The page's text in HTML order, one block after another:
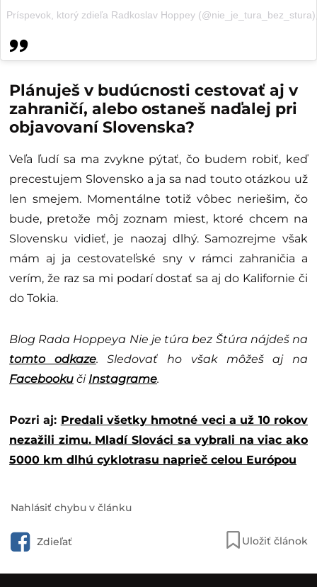
Príspevok, ktorý zdieľa Radkoslav Hoppey (@nie_je_tura_bez_stura)
Plánuješ v budúcnosti cestovať aj v
zahraničí, alebo ostaneš naďalej pri
objavovaní Slovenska?
Veľa ľudí sa ma zvykne pýtať, čo budem robiť, keď
precestujem Slovensko a ja sa nad touto otázkou už
len smejem. Momentálne totiž vôbec neriešim, čo
bude, pretože môj zoznam miest, ktoré chcem na
Slovensku vidieť, je naozaj dlhý. Samozrejme však
mám aj ja cestovateľské sny v rámci zahraničia a
verím, že raz sa mi podarí dostať sa aj do Kalifornie či
do Tokia.
Blog Rada Hoppeya Nie je túra bez Štúra nájdeš na
tomto odkaze. Sledovať ho však môžeš aj na
Facebooku či Instagrame.
Pozri aj: Predali všetky hmotné veci a už 10 rokov
nezažili zimu. Mladí Slováci sa vybrali na viac ako
5000 km dlhú cyklotrasu naprieč celou Európou
Nahlásiť chybu v článku
Zdieľať Uložiť článok